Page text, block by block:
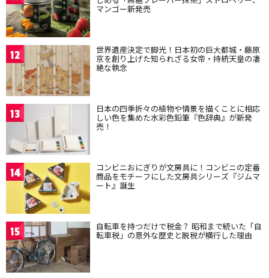
マンゴー新発売
12 世界遺産決定で脚光！日本初の巨大都城・藤原
京を創り上げた知られざる女帝・持統天皇の凄
絶な執念
13 日本の四季折々の植物や情景を描くことに相応
しい色を集めた水彩色鉛筆『色辞典』が新発
売！
14 コンビニおにぎりが文房具に！コンビニの定番
商品をモチーフにした文房具シリーズ『ジムマ
ート』誕生
15 自転車を持つだけで税金？ 昭和まで続いた「自
転車税」の意外な歴史と脱税が横行した理由